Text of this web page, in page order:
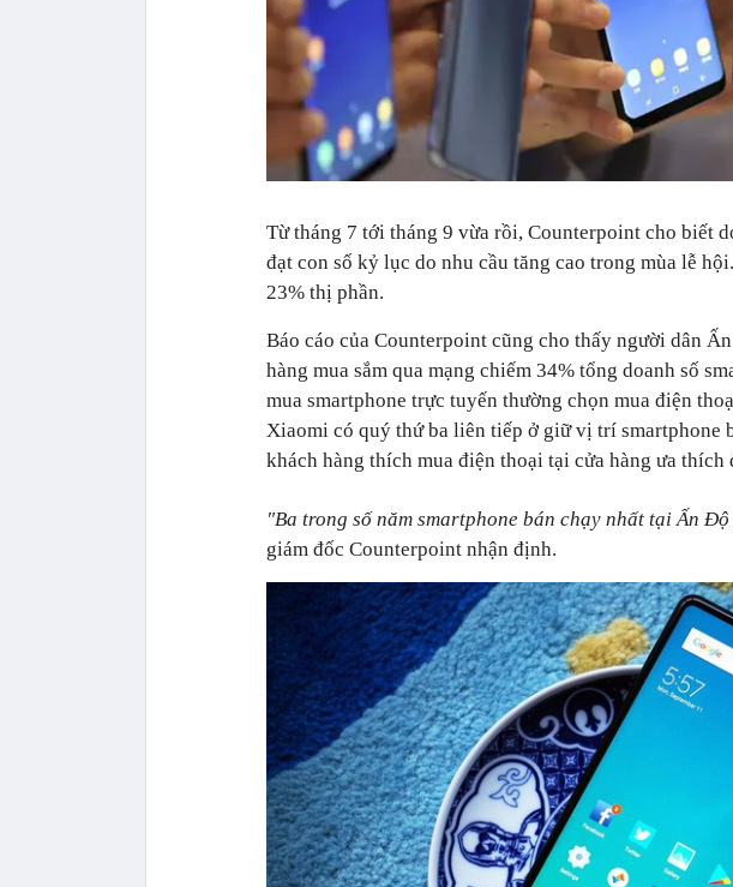
Từ tháng 7 tới tháng 9 vừa rồi, Counterpoint cho biết
đạt con số kỷ lục do nhu cầu tăng cao trong mùa lễ
23% thị phần.
Báo cáo của Counterpoint cũng cho thấy người dân
hàng mua sắm qua mạng chiếm 34% tổng doanh số
mua smartphone trực tuyến thường chọn mua điện
Xiaomi có quý thứ ba liên tiếp ở giữ vị trí smartphone
khách hàng thích mua điện thoại tại cửa hàng ưa thích
"Ba trong số năm smartphone bán chạy nhất tại Ấn
giám đốc Counterpoint nhận định.